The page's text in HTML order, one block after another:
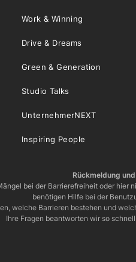
Work & Winning
Drive & Dreams
Green & Generation
Studio Talks
UnternehmerNEXT
Inspiring People
Rückmeldung
bei der Barrierefreiheit oder hier
benötigen Hilfe bei der
welche Barrieren bestehen und
Ihre Fragen beantworten wir so